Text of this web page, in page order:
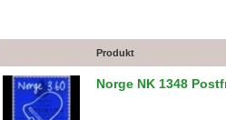
Produkt
Norge NK 1348